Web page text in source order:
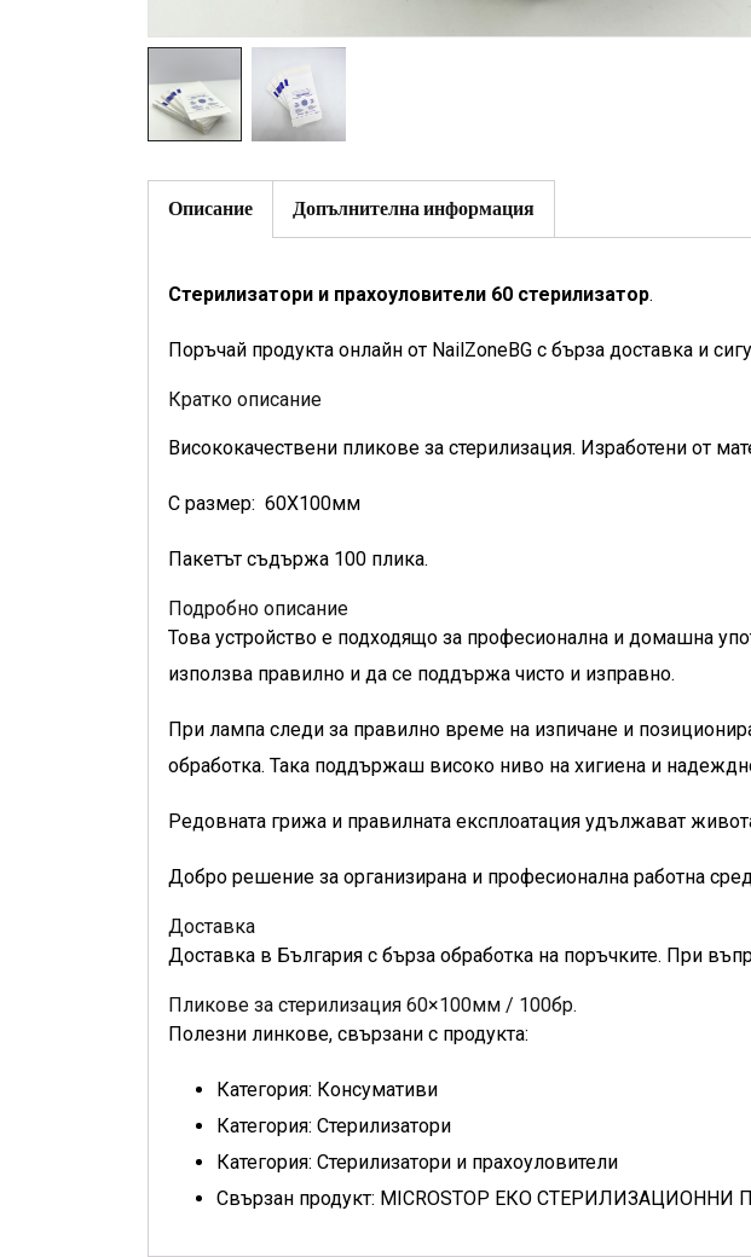
Описание Допълнителна информация
Стерилизатори и прахоуловители 60 стерилизатор.
Поръчай продукта онлайн от NailZoneBG с бърза доставка и
Кратко описание
Висококачествени пликове за стерилизация. Изработени от
С размер: 60X100мм
Пакетът съдържа 100 плика.
Подробно описание
Това устройство е подходящо за професионална и домашна
използва правилно и да се поддържа чисто и изправно.
При лампа следи за правилно време на изпичане и
обработка. Така поддържаш високо ниво на хигиена и
Редовната грижа и правилната експлоатация удължават
Добро решение за организирана и професионална работна
Доставка
Доставка в България с бърза обработка на поръчките. При
Пликове за стерилизация 60×100мм / 100бр.
Полезни линкове, свързани с продукта:
Категория: Консумативи
Категория: Стерилизатори
Категория: Стерилизатори и прахоуловители
Свързан продукт: MICROSTOP EКO